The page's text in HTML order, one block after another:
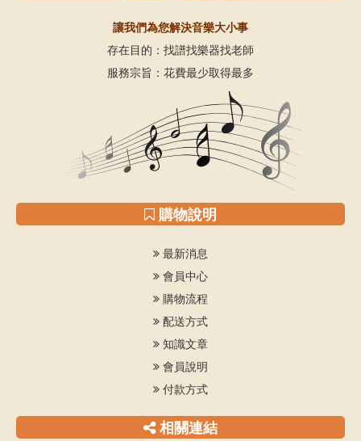
讓我們為您解決音樂大小事
存在目的：找譜找樂器找老師
服務宗旨：花費最少取得最多
購物說明
最新消息
會員中心
購物流程
配送方式
知識文章
會員說明
付款方式
相關連結